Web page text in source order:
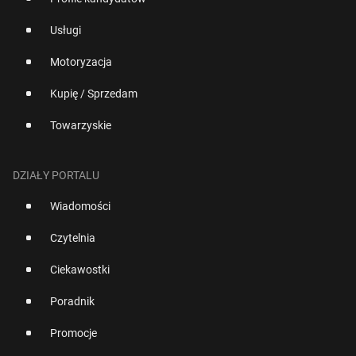
Usługi
Motoryzacja
Kupię / Sprzedam
Towarzyskie
DZIAŁY PORTALU
Wiadomości
Czytelnia
Ciekawostki
Poradnik
Promocje